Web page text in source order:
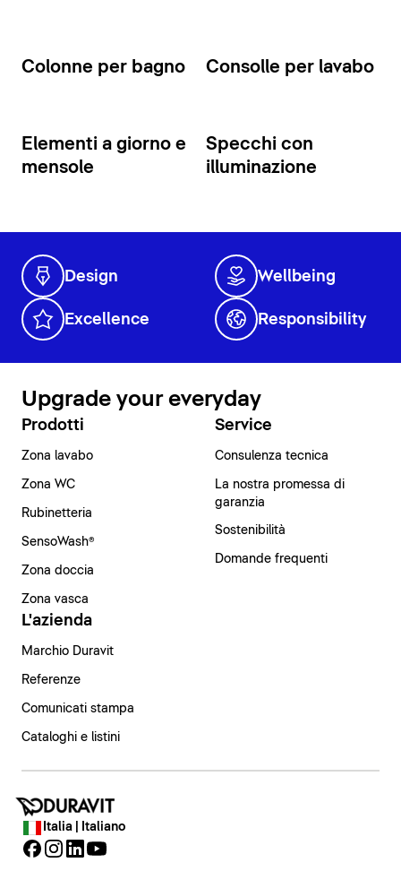
Colonne per bagno Consolle per lavabo
Elementi a giorno e
mensole
Specchi con
illuminazione
Design Wellbeing
Excellence Responsibility
Upgrade your everyday
Prodotti
Zona lavabo
Zona WC
Rubinetteria
SensoWash®
Zona doccia
Zona vasca
Service
Consulenza tecnica
La nostra promessa di
garanzia
Sostenibilità
Domande frequenti
L'azienda
Marchio Duravit
Referenze
Comunicati stampa
Cataloghi e listini
Italia | Italiano